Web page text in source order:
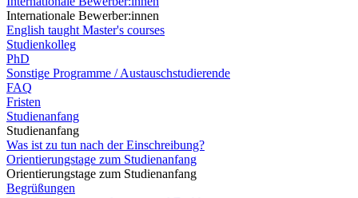
Internationale Bewerber:innen
English taught Master's courses
Studienkolleg
PhD
Sonstige Programme / Austauschstudierende
FAQ
Fristen
Studienanfang
Studienanfang
Was ist zu tun nach der Einschreibung?
Orientierungstage zum Studienanfang
Orientierungstage zum Studienanfang
Begrüßungen